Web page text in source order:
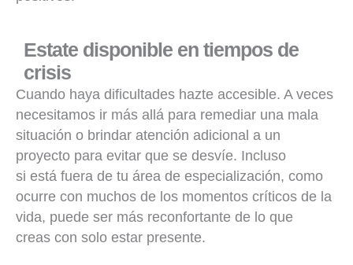
Estate disponible en tiempos de
crisis
Cuando haya dificultades hazte accesible. A veces
necesitamos ir más allá para remediar una mala
situación o brindar atención adicional a un
proyecto para evitar que se desvíe. Incluso
si está fuera de tu área de especialización, como
ocurre con muchos de los momentos críticos de la
vida, puede ser más reconfortante de lo que
creas con solo estar presente.